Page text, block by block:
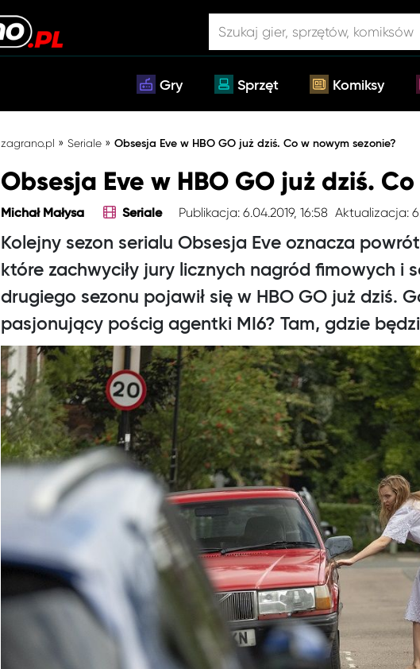
Gry Sprzęt Komiksy
zagrano.pl » Seriale » Obsesja Eve w HBO GO już dziś. Co w nowym sezonie?
Obsesja Eve w HBO GO już dziś.
Michał Małysa Seriale Publikacja: 6.04.2019, 16:58 Aktualizacja:
Kolejny sezon serialu Obsesja Eve oznacza
które zachwyciły jury licznych nagród fimowych i
drugiego sezonu pojawił się w HBO GO już dziś.
pasjonujący pościg agentki MI6? Tam, gdzie